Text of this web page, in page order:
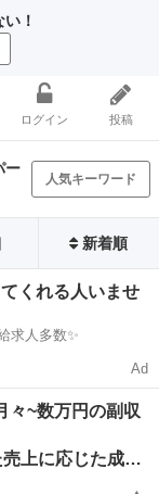
！
ログイン 投稿
ー
人気キーワード
新着順
くれる人いませ
高時給求人多数✨
Ad
々~数万円の副収
Web集客によって発生した売上に応じた成果報酬